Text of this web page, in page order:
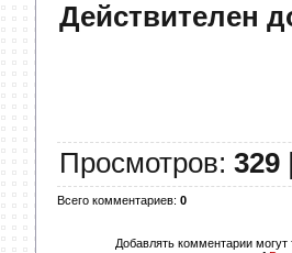
Действителен
Просмотров: 329
Всего комментариев: 0
Добавлять комментарии могут